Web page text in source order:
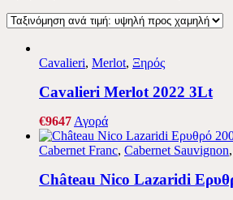
Cavalieri, Merlot, Ξηρός
Cavalieri Merlot 2022 3Lt
€9647 Αγορά
Cabernet Franc, Cabernet Sauvignon,
Château Nico Lazaridi